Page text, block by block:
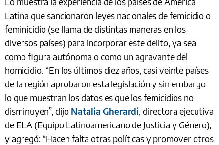
Latina que sancionaron leyes nacionales de femicidio o
feminicidio (se llama de distintas maneras en los
diversos países) para incorporar este delito, ya sea
como figura autónoma o como un agravante del
homicidio. “En los últimos diez años, casi veinte países
de la región aprobaron esta legislación y sin embargo
lo que muestran los datos es que los femicidios no
disminuyen”, dijo Natalia Gherardi, directora ejecutiva
de ELA (Equipo Latinoamericano de Justicia y Género),
y agregó: “Hacen falta otras políticas y promover otros